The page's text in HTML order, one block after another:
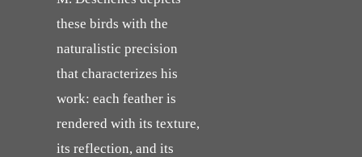
these birds with the
naturalistic precision
that characterizes his
work: each feather is
rendered with its texture,
its reflection, and its